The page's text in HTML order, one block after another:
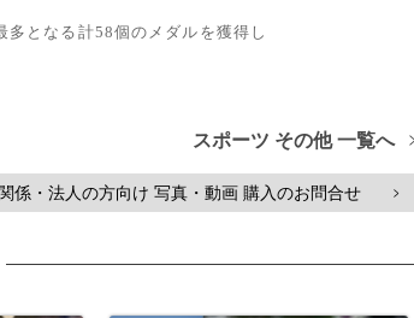
となる計58個のメダルを獲得し
スポーツ その他 一覧へ
係・法人の方向け 写真・動画 購入のお問合せ >